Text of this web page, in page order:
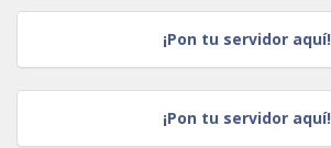
¡Pon tu servidor aquí!
¡Pon tu servidor aquí!